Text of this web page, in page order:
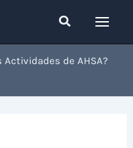
Buscar
de AHSA?